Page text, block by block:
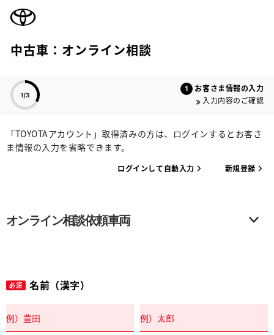
中古車：オンライン相談
お客さま情報の入力
入力内容のご確認
「TOYOTAアカウント」取得済みの方は、ログインするとお客さ
ま情報の入力を省略できます。
ログインして自動入力 新規登録
オンライン相談依頼車両
必須 名前（漢字）